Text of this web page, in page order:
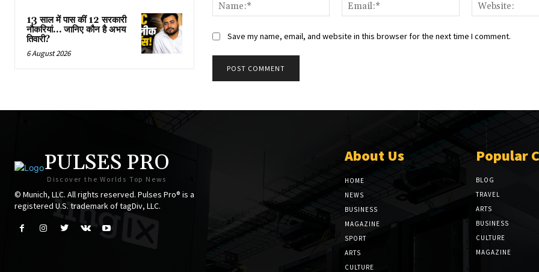
13 साल में पास कीं 12 सरकारी
नौकरियां… जान‍िए कौन है अभय
तिवारी?
6 August 2026
Save my name, email, and website in this browser for the next time I comment.
PULSES PRO
Discover the Worlds Top News
© Munich, LLC. All rights reserved. Pulses Pro® is a
registered U.S. trademark of tagDiv, LLC.
About Us
HOME
NEWS
BUSINESS
MAGAZINE
SPORT
ARTS
CULTURE
Popular
BLOG
TRAVEL
ARTS
BUSINESS
CULTURE
MAGAZINE